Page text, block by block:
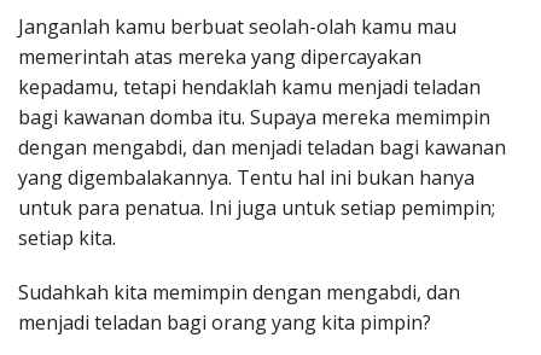
Janganlah kamu berbuat seolah-olah kamu mau
memerintah atas mereka yang dipercayakan
kepadamu, tetapi hendaklah kamu menjadi teladan
bagi kawanan domba itu. Supaya mereka memimpin
dengan mengabdi, dan menjadi teladan bagi kawanan
yang digembalakannya. Tentu hal ini bukan hanya
untuk para penatua. Ini juga untuk setiap pemimpin;
setiap kita.
Sudahkah kita memimpin dengan mengabdi, dan
menjadi teladan bagi orang yang kita pimpin?